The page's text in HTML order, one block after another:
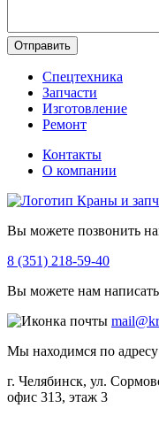
Отправить
Спецтехника
Запчасти
Изготовление
Ремонт
Контакты
О компании
Вы можете позвонить
8 (351) 218-59-40
Вы можете нам
Мы находимся по
г. Челябинск, ул.
офис 313, этаж 3